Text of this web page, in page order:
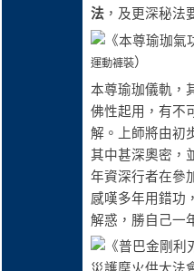
法，及更深秘法
運動褲裝）
本尊瑜珈儀軌，
佛性起用，有不
解。上師將由初
其中甚深奧密，
年資深行者在參
感嘆多年用錯功
解惑，勝自己一